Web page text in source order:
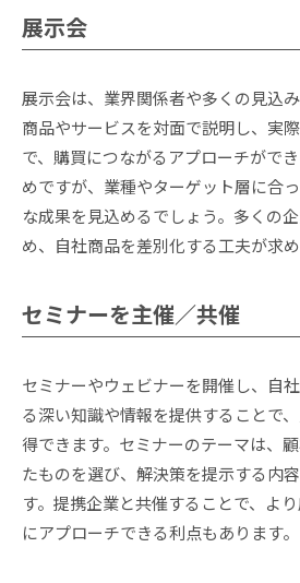
展示会
展示会は、業界関係者や多くの見込
商品やサービスを対面で説明し、実
で、購買につながるアプローチがで
めですが、業種やターゲット層に合
な成果を見込めるでしょう。多くの
め、自社商品を差別化する工夫が求め
セミナーを主催／共催
セミナーやウェビナーを開催し、自
る深い知識や情報を提供することで
得できます。セミナーのテーマは、
たものを選び、解決策を提示する内
す。提携企業と共催することで、よ
にアプローチできる利点もあります。